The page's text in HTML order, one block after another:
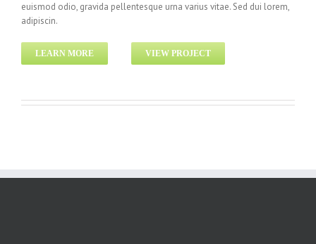
euismod odio, gravida pellentesque urna varius vitae. Sed dui lorem,
adipiscin.
LEARN MORE VIEW PROJECT